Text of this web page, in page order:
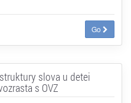
Go
slova u detei
s OVZ